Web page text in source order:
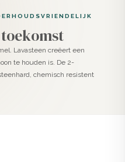
een epoxy primer
Lavasteen creëert een
te houden is. De 2-
chemisch resistent